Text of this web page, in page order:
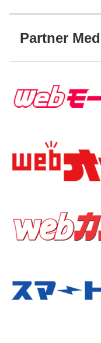
Partner